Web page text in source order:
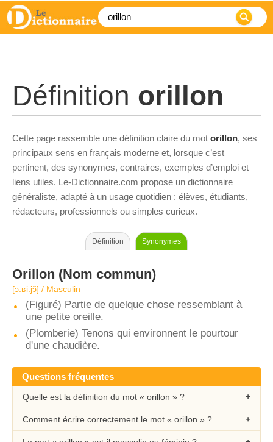
Définition orillon
Cette page rassemble une définition claire du mot orillon, ses
principaux sens en français moderne et, lorsque c’est
pertinent, des synonymes, contraires, exemples d’emploi et
liens utiles. Le-Dictionnaire.com propose un dictionnaire
généraliste, adapté à un usage quotidien : élèves, étudiants,
rédacteurs, professionnels ou simples curieux.
Définition Synonymes
Orillon (Nom commun)
[ɔ.ʁi.jɔ̃] / Masculin
(Figuré) Partie de quelque chose ressemblant à
une petite oreille.
(Plomberie) Tenons qui environnent le pourtour
d'une chaudière.
Questions fréquentes
Quelle est la définition du mot « orillon » ?
Comment écrire correctement le mot « orillon » ?